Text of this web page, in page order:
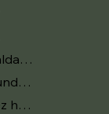
9 beneficios del Sauna Infrarrojo respaldados por la ciencia
Muira Puama: beneficios y efectos secundarios
El riesgo real de Cordyceps¿Alguna vez has oído hablar del hongo cordyceps?